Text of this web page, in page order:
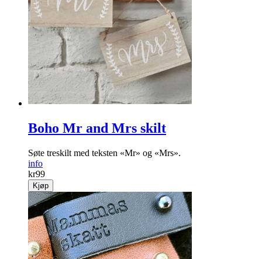
Boho Mr and Mrs skilt
Søte treskilt med teksten «Mr» og «Mrs».
info
kr99
Kjøp